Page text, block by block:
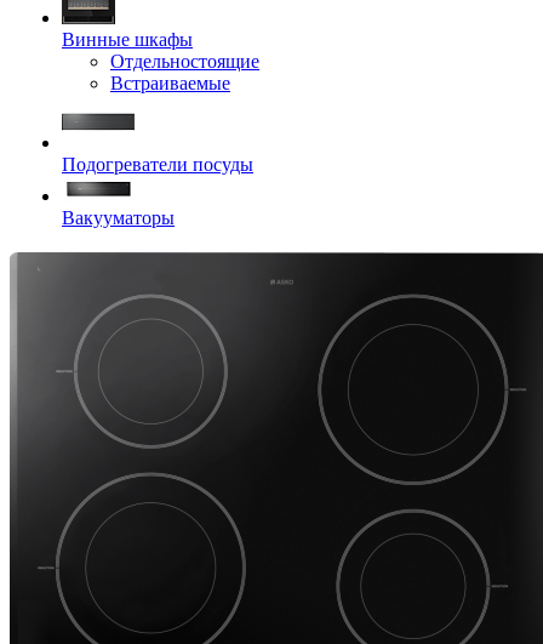
Винные шкафы
Отдельностоящие
Встраиваемые
Подогреватели посуды
Вакууматоры